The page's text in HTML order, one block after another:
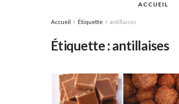
ACCUEIL
Accueil Étiquette antillaises
Étiquette :antillaises